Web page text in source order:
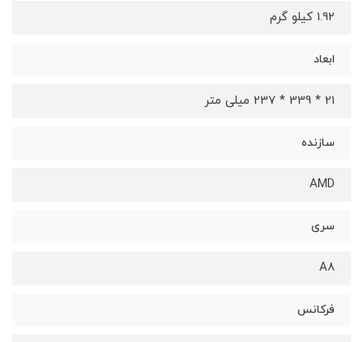
1.92 کیلو گرم
ابعاد
21 * 339 * 237 میلی‌ متر
سازنده
AMD
سری
A8
فرکانس